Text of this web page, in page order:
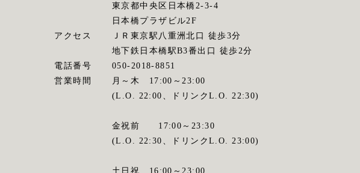
東京都中央区日本橋2-3-4
日本橋プラザビル2F
アクセス
ＪＲ東京駅八重洲北口 徒歩3分
地下鉄日本橋駅B3番出口 徒歩2分
電話番号
050-2018-8851
営業時間
月～木 17:00～23:00
(L.O. 22:00、ドリンクL.O. 22:30)
金祝前 17:00～23:30
(L.O. 22:30、ドリンクL.O. 23:00)
土日祝 16:00～23:00